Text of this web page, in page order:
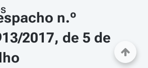
n.º
2017, de 5 de